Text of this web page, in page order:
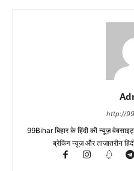
http://
99Bihar बिहार के हिंदी की न्यूज़
ब्रेकिंग न्यूज़ और ताज़ातरीन